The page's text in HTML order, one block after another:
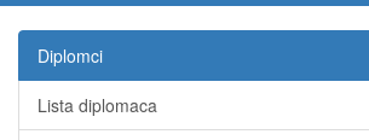
Diplomci
Lista diplomaca